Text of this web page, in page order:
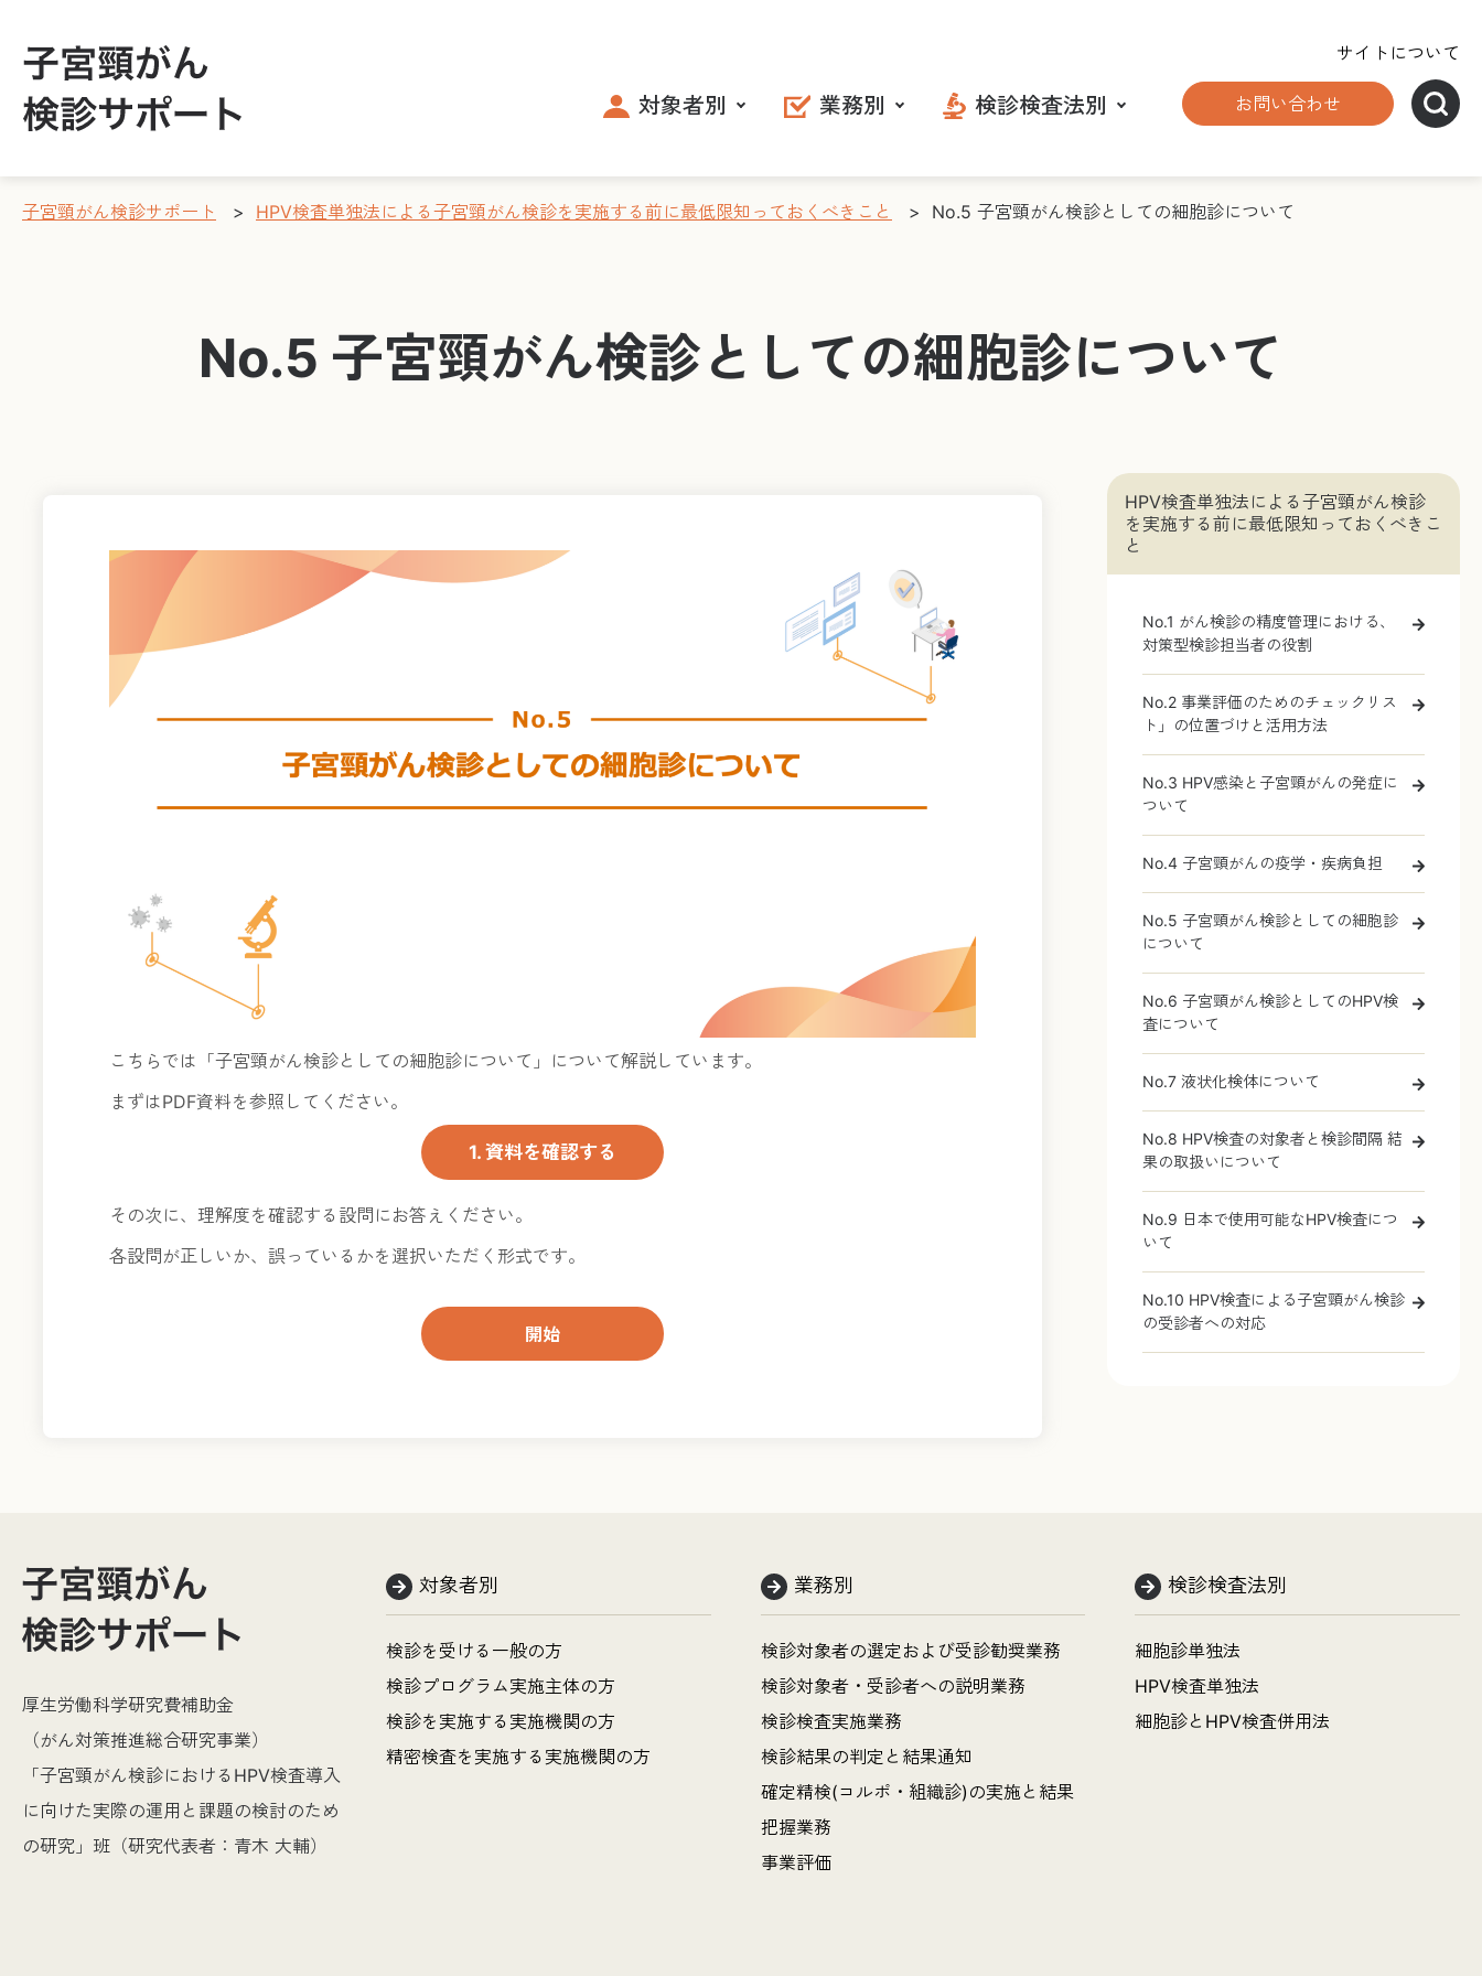
対象者別 業務別 検診検査法別
サイトについて
お問い合わせ
子宮頸がん検診サポート > HPV検査単独法による子宮頸がん検診を実施する前に最低限知っておくべきこと > No.5 子宮頸がん検診としての細胞診について
No.5 子宮頸がん検診としての細胞診について
こちらでは「子宮頸がん検診としての細胞診について」について解説しています。
まずはPDF資料を参照してください。
1. 資料を確認する
その次に、理解度を確認する設問にお答えください。
各設問が正しいか、誤っているかを選択いただく形式です。
HPV検査単独法による子宮頸がん検診
を実施する前に最低限知っておくべきこ
と
No.1 がん検診の精度管理における、
対策型検診担当者の役割
No.2 事業評価のためのチェックリス
ト」の位置づけと活用方法
No.3 HPV感染と子宮頸がんの発症に
ついて
No.4 子宮頸がんの疫学・疾病負担
No.5 子宮頸がん検診としての細胞診
について
No.6 子宮頸がん検診としてのHPV検
査について
No.7 液状化検体について
No.8 HPV検査の対象者と検診間隔 結
果の取扱いについて
No.9 日本で使用可能なHPV検査につ
いて
No.10 HPV検査による子宮頸がん検診
の受診者への対応
厚生労働科学研究費補助金
（がん対策推進総合研究事業）
「子宮頸がん検診におけるHPV検査導入
に向けた実際の運用と課題の検討のため
の研究」班（研究代表者：青木 大輔）
対象者別
検診を受ける一般の方
検診プログラム実施主体の方
検診を実施する実施機関の方
精密検査を実施する実施機関の方
業務別
検診対象者の選定および受診勧奨業務
検診対象者・受診者への説明業務
検診検査実施業務
検診結果の判定と結果通知
確定精検(コルポ・組織診)の実施と結果
把握業務
事業評価
検診検査法別
細胞診単独法
HPV検査単独法
細胞診とHPV検査併用法